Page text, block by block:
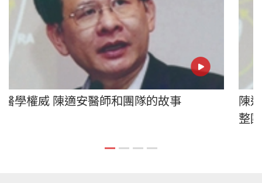
臟醫學權威 陳適安醫師和團隊的故事